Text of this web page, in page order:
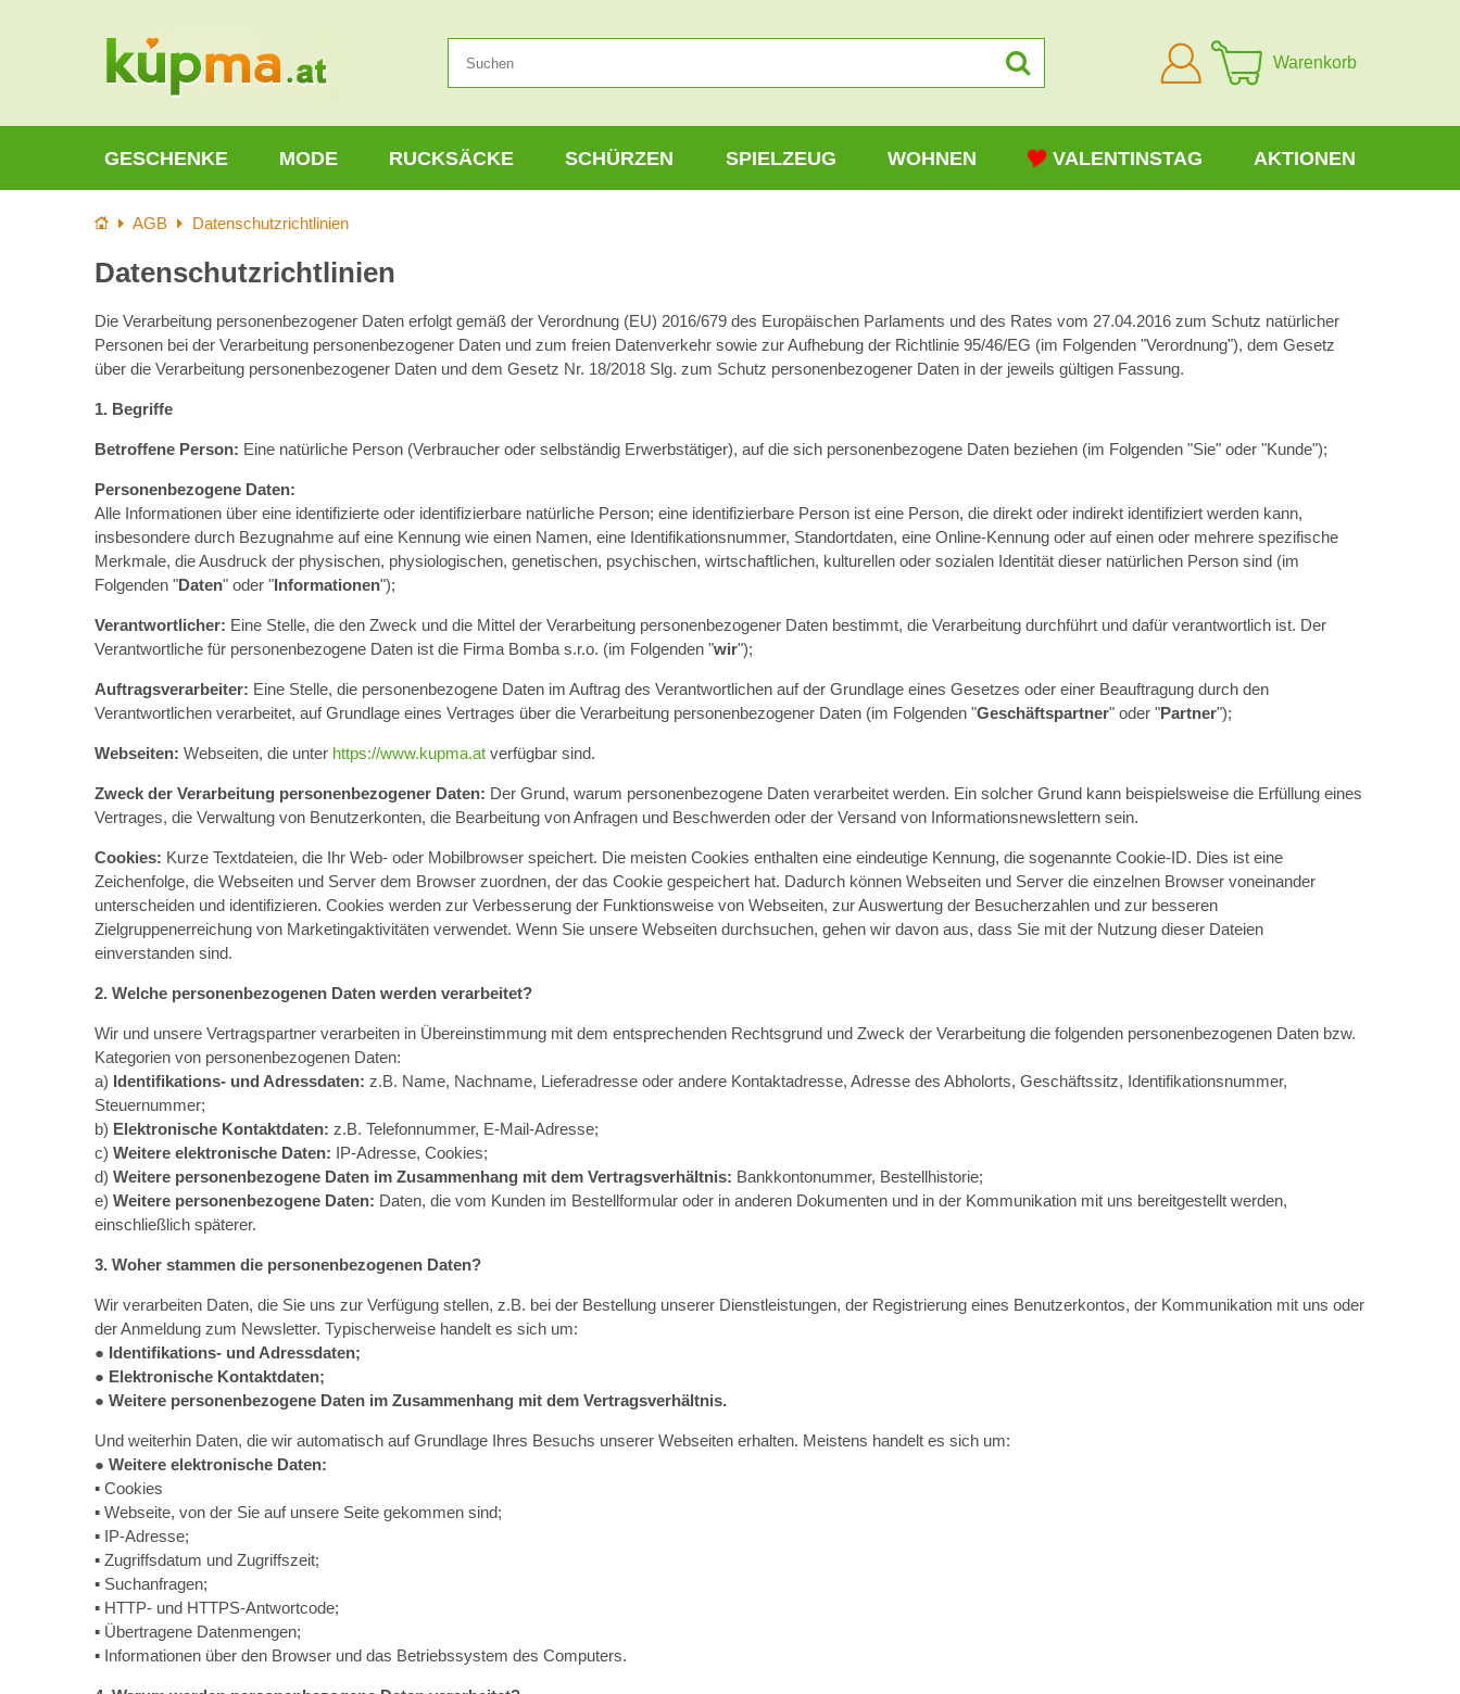
Anmelden
Warenkorb
GESCHENKE MODE RUCKSÄCKE SCHÜRZEN SPIELZEUG WOHNEN VALENTINSTAG AKTIONEN
Startseite
AGB Datenschutzrichtlinien
Datenschutzrichtlinien
Die Verarbeitung personenbezogener Daten erfolgt gemäß der Verordnung (EU) 2016/679 des Europäischen Parlaments und des Rates vom 27.04.2016 zum Schutz natürlicher
Personen bei der Verarbeitung personenbezogener Daten und zum freien Datenverkehr sowie zur Aufhebung der Richtlinie 95/46/EG (im Folgenden "Verordnung"), dem Gesetz
über die Verarbeitung personenbezogener Daten und dem Gesetz Nr. 18/2018 Slg. zum Schutz personenbezogener Daten in der jeweils gültigen Fassung.
1. Begriffe
Betroffene Person: Eine natürliche Person (Verbraucher oder selbständig Erwerbstätiger), auf die sich personenbezogene Daten beziehen (im Folgenden "Sie" oder "Kunde");
Personenbezogene Daten:
Alle Informationen über eine identifizierte oder identifizierbare natürliche Person; eine identifizierbare Person ist eine Person, die direkt oder indirekt identifiziert werden kann,
insbesondere durch Bezugnahme auf eine Kennung wie einen Namen, eine Identifikationsnummer, Standortdaten, eine Online-Kennung oder auf einen oder mehrere spezifische
Merkmale, die Ausdruck der physischen, physiologischen, genetischen, psychischen, wirtschaftlichen, kulturellen oder sozialen Identität dieser natürlichen Person sind (im
Folgenden "Daten" oder " Informationen");
Verantwortlicher: Eine Stelle, die den Zweck und die Mittel der Verarbeitung personenbezogener Daten bestimmt, die Verarbeitung durchführt und dafür verantwortlich ist. Der
Verantwortliche für personenbezogene Daten ist die Firma Bomba s.r.o. (im Folgenden "wir");
Auftragsverarbeiter: Eine Stelle, die personenbezogene Daten im Auftrag des Verantwortlichen auf der Grundlage eines Gesetzes oder einer Beauftragung durch den
Verantwortlichen verarbeitet, auf Grundlage eines Vertrages über die Verarbeitung personenbezogener Daten (im Folgenden "Geschäftspartner" oder "Partner");
Webseiten: Webseiten, die unter https://www.kupma.at verfügbar sind.
Zweck der Verarbeitung personenbezogener Daten: Der Grund, warum personenbezogene Daten verarbeitet werden. Ein solcher Grund kann beispielsweise die Erfüllung eines
Vertrages, die Verwaltung von Benutzerkonten, die Bearbeitung von Anfragen und Beschwerden oder der Versand von Informationsnewslettern sein.
Cookies: Kurze Textdateien, die Ihr Web- oder Mobilbrowser speichert. Die meisten Cookies enthalten eine eindeutige Kennung, die sogenannte Cookie-ID. Dies ist eine
Zeichenfolge, die Webseiten und Server dem Browser zuordnen, der das Cookie gespeichert hat. Dadurch können Webseiten und Server die einzelnen Browser voneinander
unterscheiden und identifizieren. Cookies werden zur Verbesserung der Funktionsweise von Webseiten, zur Auswertung der Besucherzahlen und zur besseren
Zielgruppenerreichung von Marketingaktivitäten verwendet. Wenn Sie unsere Webseiten durchsuchen, gehen wir davon aus, dass Sie mit der Nutzung dieser Dateien
einverstanden sind.
2. Welche personenbezogenen Daten werden verarbeitet?
Wir und unsere Vertragspartner verarbeiten in Übereinstimmung mit dem entsprechenden Rechtsgrund und Zweck der Verarbeitung die folgenden personenbezogenen Daten bzw.
Kategorien von personenbezogenen Daten:
a) Identifikations- und Adressdaten: z.B. Name, Nachname, Lieferadresse oder andere Kontaktadresse, Adresse des Abholorts, Geschäftssitz, Identifikationsnummer,
Steuernummer;
b) Elektronische Kontaktdaten: z.B. Telefonnummer, E-Mail-Adresse;
c) Weitere elektronische Daten: IP-Adresse, Cookies;
d) Weitere personenbezogene Daten im Zusammenhang mit dem Vertragsverhältnis: Bankkontonummer, Bestellhistorie;
e) Weitere personenbezogene Daten: Daten, die vom Kunden im Bestellformular oder in anderen Dokumenten und in der Kommunikation mit uns bereitgestellt werden,
einschließlich späterer.
3. Woher stammen die personenbezogenen Daten?
Wir verarbeiten Daten, die Sie uns zur Verfügung stellen, z.B. bei der Bestellung unserer Dienstleistungen, der Registrierung eines Benutzerkontos, der Kommunikation mit uns oder
der Anmeldung zum Newsletter. Typischerweise handelt es sich um:
● Identifikations- und Adressdaten;
● Elektronische Kontaktdaten;
● Weitere personenbezogene Daten im Zusammenhang mit dem Vertragsverhältnis.
Und weiterhin Daten, die wir automatisch auf Grundlage Ihres Besuchs unserer Webseiten erhalten. Meistens handelt es sich um:
● Weitere elektronische Daten:
▪ Cookies
▪ Webseite, von der Sie auf unsere Seite gekommen sind;
▪ IP-Adresse;
▪ Zugriffsdatum und Zugriffszeit;
▪ Suchanfragen;
▪ HTTP- und HTTPS-Antwortcode;
▪ Übertragene Datenmengen;
▪ Informationen über den Browser und das Betriebssystem des Computers.